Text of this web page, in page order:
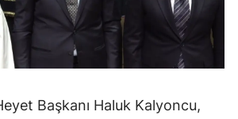
Başkanı Haluk Kalyoncu,